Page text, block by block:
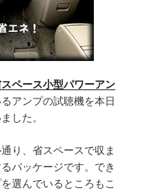
スペース小型パワーアン
アンプの試聴機を本日
した。
り、省スペースで収ま
パッケージです。でき
選んでいるところもこ